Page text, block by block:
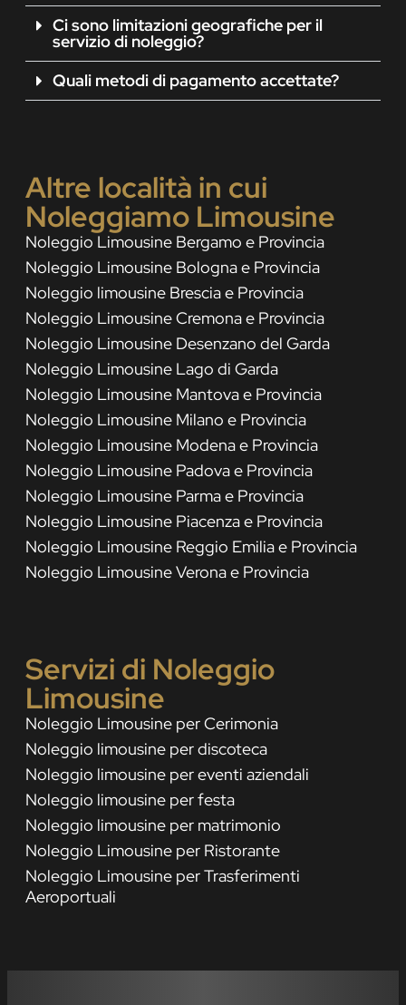
Ci sono limitazioni geografiche per il
servizio di noleggio?
Quali metodi di pagamento accettate?
Altre località in cui
Noleggiamo Limousine
Noleggio Limousine Bergamo e Provincia
Noleggio Limousine Bologna e Provincia
Noleggio limousine Brescia e Provincia
Noleggio Limousine Cremona e Provincia
Noleggio Limousine Desenzano del Garda
Noleggio Limousine Lago di Garda
Noleggio Limousine Mantova e Provincia
Noleggio Limousine Milano e Provincia
Noleggio Limousine Modena e Provincia
Noleggio Limousine Padova e Provincia
Noleggio Limousine Parma e Provincia
Noleggio Limousine Piacenza e Provincia
Noleggio Limousine Reggio Emilia e Provincia
Noleggio Limousine Verona e Provincia
Servizi di Noleggio
Limousine
Noleggio Limousine per Cerimonia
Noleggio limousine per discoteca
Noleggio limousine per eventi aziendali
Noleggio limousine per festa
Noleggio limousine per matrimonio
Noleggio Limousine per Ristorante
Noleggio Limousine per Trasferimenti
Aeroportuali